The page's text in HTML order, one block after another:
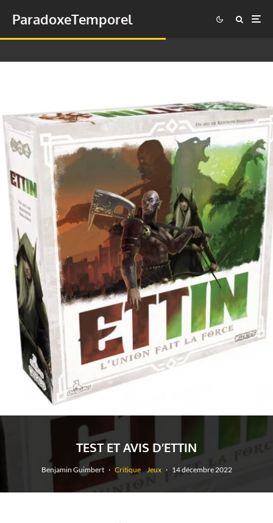
ParadoxeTemporel
TEST ET AVIS D’ETTIN
Benjamin Guimbert · Critique Jeux · 14 décembre 2022